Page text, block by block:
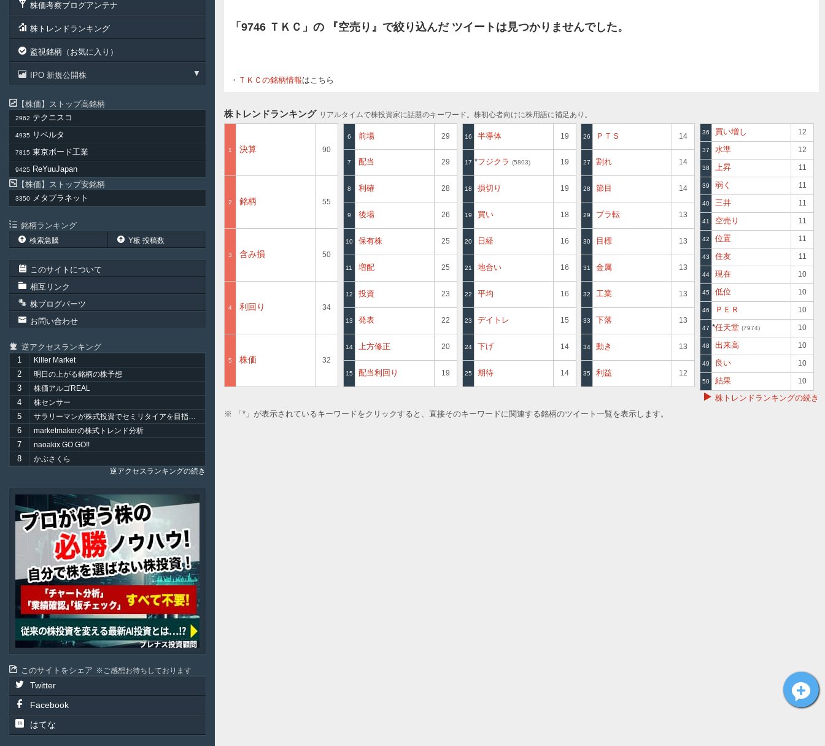
株価考察ブログアンテナ
株トレンドランキング
監視銘柄（お気に入り）
IPO 新規公開株
株価 ストップ高銘柄
2962 テクニスコ
4935 リベルタ
7815 東京ボード工業
9425
ReYuuJapan
株価
ストップ安銘柄
3350 メタプラネット
銘柄ランキング
検索急騰 Y板 投稿数
このサイトについて
相互リンク
株ブログパーツ
お問い合わせ
逆アクセスランキング
1
Killer Market
2 明日の上がる銘柄の株予想
3 株価アルゴREAL
4 株センサー
5 サラリーマンが株式投資でセミリタイアを目指してみました。
6 marketmakerの株式トレンド分析
7 naoakix GO GO!!
8
かぶさくら
逆アクセスランキングの続き
このサイトをシェア ご感想お待ちしております
Twitter
Facebook
はてな
「9746 ＴＫＣ」の 『空売り』で絞り込んだ ツイートは見つかりませんでした。
ＴＫＣの銘柄情報はこちら
株トレンドランキング リアルタイムで株投資家に話題のキーワード。株初心者向けに株用語に補足あり。
1 決算 90
2 銘柄 55
3 含み損 50
4 利回り 34
5 株価 32
6 前場 29
7 配当 29
8 利確 28
9 後場 26
10 保有株 25
11 増配 25
12 投資 23
13 発表 22
14 上方修正 20
15 配当利回り 19
16 半導体 19
17 フジクラ 5803 19
18 損切り 19
19 買い 18
20 日経 16
21 地合い 16
22 平均 16
23 デイトレ 15
24 下げ 14
25 期待 14
26 ＰＴＳ 14
27 割れ 14
28 節目 14
29 プラ転 13
30 目標 13
31 金属 13
32 工業 13
33 下落 13
34 動き 13
35 利益 12
36 買い増し 12
37 水準 12
38 上昇 11
39 弱く 11
40 三井 11
41 空売り 11
42 位置 11
43 住友 11
44 現在 10
45 低位 10
46 ＰＥＲ 10
47 任天堂 7974 10
48 出来高 10
49 良い 10
50 結果 10
株トレンドランキングの続き
※ 「*」が表示されているキーワードをクリックすると、直接そのキーワードに関連する銘柄のツイート一覧を表示します。